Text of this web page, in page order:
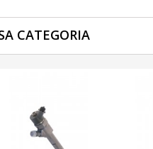
CATEGORIA